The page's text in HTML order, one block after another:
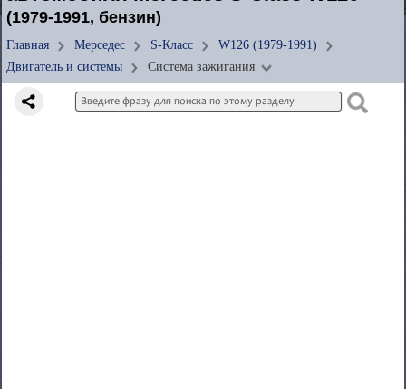
(1979-1991, бензин)
Главная Мерседес S-Класс
W126 (1979-1991)
Двигатель и системы
Система зажигания